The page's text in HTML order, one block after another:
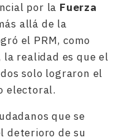
por la Fuerza
allá de la
el PRM, como
realidad es que el
solo lograron el
electoral.
que se
deterioro de su